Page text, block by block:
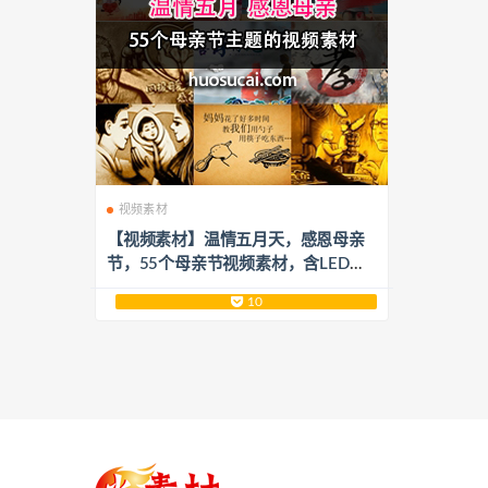
视频素材
【视频素材】温情五月天，感恩母亲
节，55个母亲节视频素材，含LED、
10